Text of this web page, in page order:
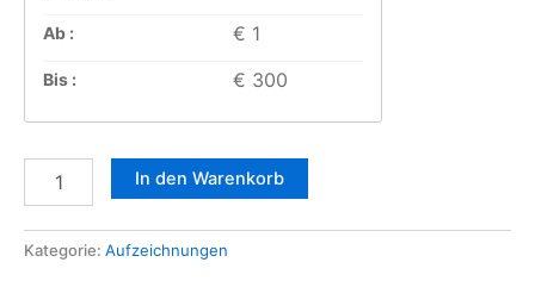
Ab : € 1
Bis : € 300
Schule
Magie:
Raum
In den Warenkorb
Kategorie: Aufzeichnungen